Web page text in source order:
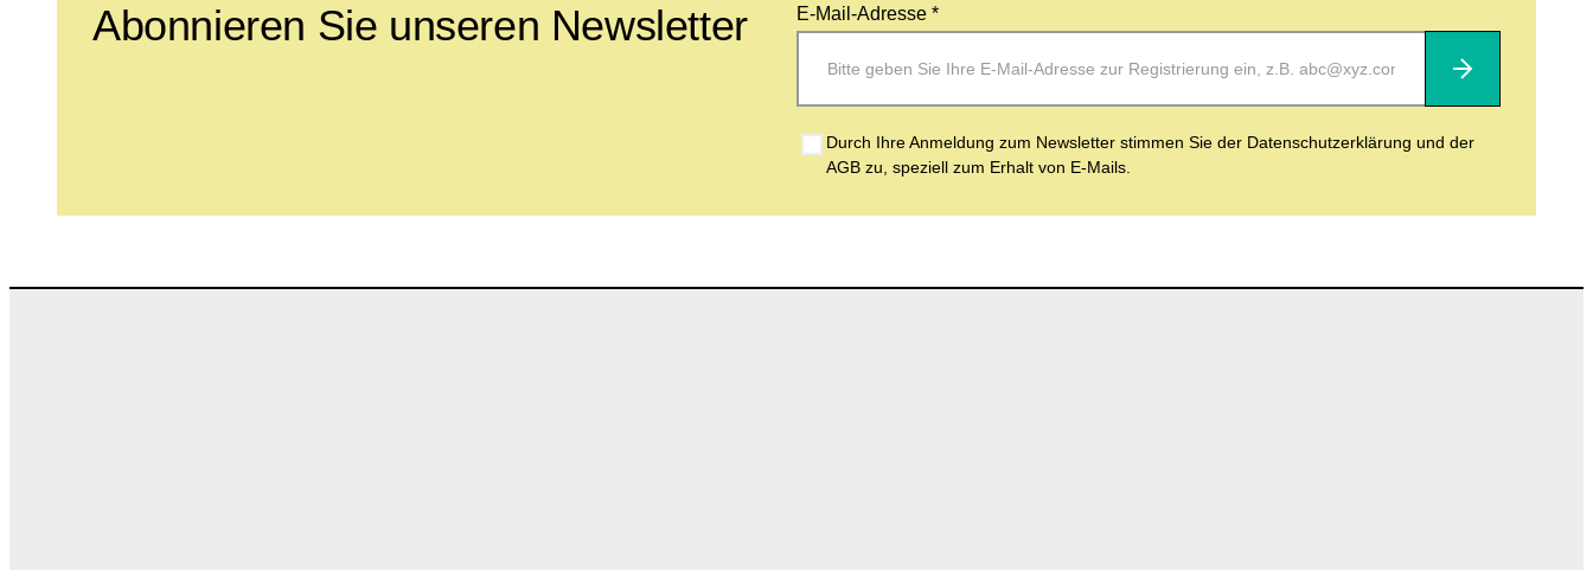
Abonnieren Sie unseren Newsletter E-Mail-Adresse *
Abonnieren
Durch Ihre Anmeldung zum Newsletter stimmen Sie der Datenschutzerklärung und der
AGB zu, speziell zum Erhalt von E-Mails.